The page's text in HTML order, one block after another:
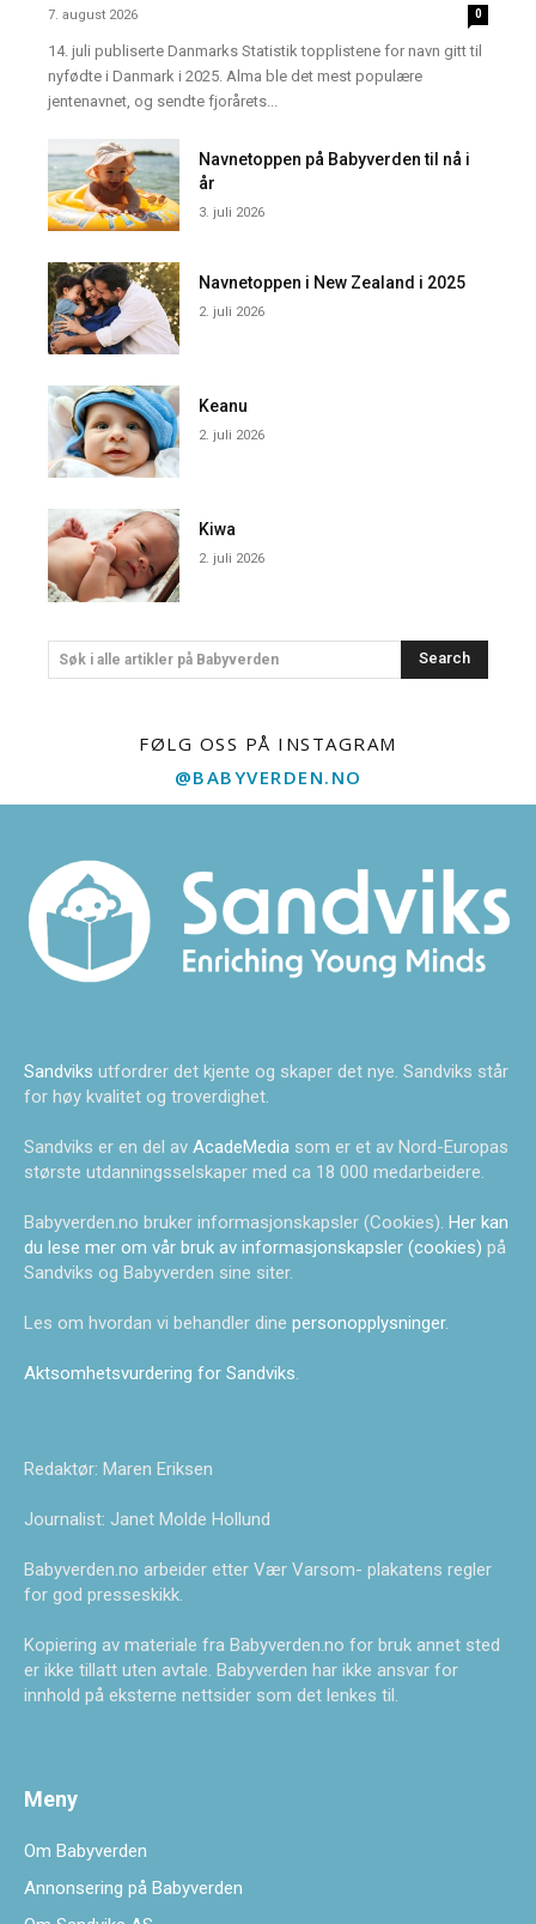
7. august 2026 0
14. juli publiserte Danmarks Statistik topplistene for navn gitt til
nyfødte i Danmark i 2025. Alma ble det mest populære
jentenavnet, og sendte fjorårets...
Navnetoppen på Babyverden til nå i
år
3. juli 2026
Navnetoppen i New Zealand i 2025
2. juli 2026
Keanu
2. juli 2026
Kiwa
2. juli 2026
Søk i alle artikler på Babyverden Search
FØLG OSS PÅ INSTAGRAM
@BABYVERDEN.NO
Sandviks utfordrer det kjente og skaper det nye. Sandviks står
for høy kvalitet og troverdighet.
Sandviks er en del av AcadeMedia som er et av Nord-Europas
største utdanningsselskaper med ca 18 000 medarbeidere.
Babyverden.no bruker informasjonskapsler (Cookies). Her kan
du lese mer om vår bruk av informasjonskapsler (cookies) på
Sandviks og Babyverden sine siter.
Les om hvordan vi behandler dine personopplysninger.
Aktsomhetsvurdering for Sandviks.
Redaktør: Maren Eriksen
Journalist: Janet Molde Hollund
Babyverden.no arbeider etter Vær Varsom- plakatens regler
for god presseskikk.
Kopiering av materiale fra Babyverden.no for bruk annet sted
er ikke tillatt uten avtale. Babyverden har ikke ansvar for
innhold på eksterne nettsider som det lenkes til.
Meny
Om Babyverden
Annonsering på Babyverden